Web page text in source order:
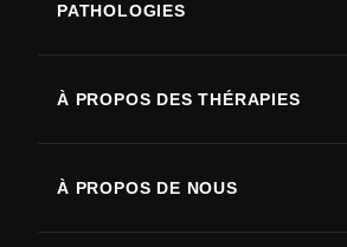
PATHOLOGIES
Maladie de Parkinson
Arthrite
À PROPOS DES THÉRAPIES
À PROPOS DE NOUS